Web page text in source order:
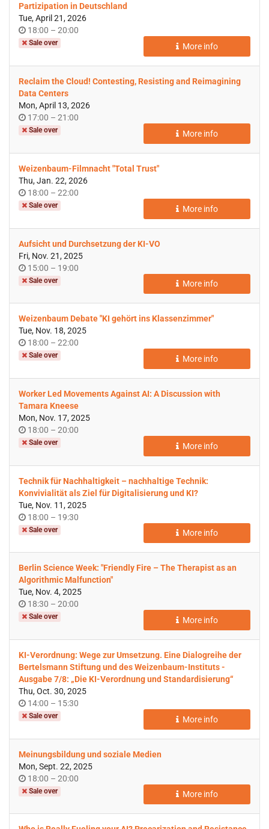
Partizipation in Deutschland
Tue, April 21, 2026
Time
of
18:00 – until
20:00
Sale over More info
Reclaim the Cloud! Contesting, Resisting and Reimagining
Data Centers
Mon, April 13, 2026
Time
of
17:00 – until
21:00
Sale over More info
Weizenbaum-Filmnacht "Total Trust"
Thu, Jan. 22, 2026
Time
of
18:00 – until
22:00
Sale over More info
Aufsicht und Durchsetzung der KI-VO
Fri, Nov. 21, 2025
Time
of
15:00 – until
19:00
Sale over More info
Weizenbaum Debate "KI gehört ins Klassenzimmer"
Tue, Nov. 18, 2025
Time
of
18:00 – until
22:00
Sale over More info
Worker Led Movements Against AI: A Discussion with
Tamara Kneese
Mon, Nov. 17, 2025
Time
of
18:00 – until
20:00
Sale over More info
Technik für Nachhaltigkeit – nachhaltige Technik:
Konvivialität als Ziel für Digitalisierung und KI?
Tue, Nov. 11, 2025
Time
of
18:00 – until
19:30
Sale over More info
Berlin Science Week: "Friendly Fire – The Therapist as an
Algorithmic Malfunction"
Tue, Nov. 4, 2025
Time
of
18:30 – until
20:00
Sale over More info
KI-Verordnung: Wege zur Umsetzung. Eine Dialogreihe der
Bertelsmann Stiftung und des Weizenbaum-Instituts -
Ausgabe 7/8: „Die KI-Verordnung und Standardisierung“
Thu, Oct. 30, 2025
Time
of
14:00 – until
15:30
Sale over More info
Meinungsbildung und soziale Medien
Mon, Sept. 22, 2025
Time
of
18:00 – until
20:00
Sale over More info